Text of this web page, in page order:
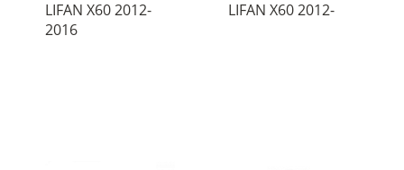
LIFAN X60 2012-
2016
LIFAN X60 2012-